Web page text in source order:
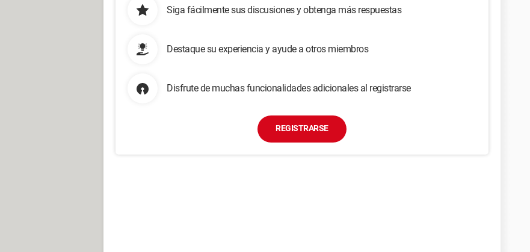
Siga fácilmente sus discusiones y obtenga más respuestas
Destaque su experiencia y ayude a otros miembros
Disfrute de muchas funcionalidades adicionales al registrarse
REGISTRARSE